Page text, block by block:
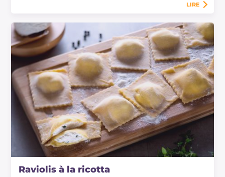
LIRE
Raviolis à la ricotta